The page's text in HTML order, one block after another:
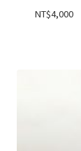
NT$4,000